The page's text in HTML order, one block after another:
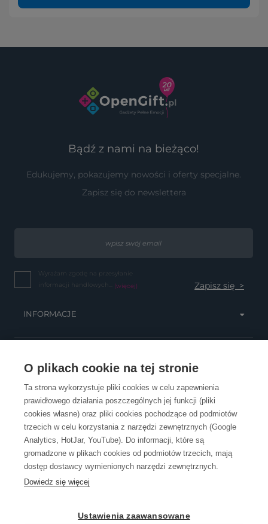
O plikach cookie na tej stronie
Ta strona wykorzystuje pliki cookies w celu zapewnienia
prawidłowego działania poszczególnych jej funkcji (pliki
cookies własne) oraz pliki cookies pochodzące od podmiotów
trzecich w celu korzystania z narzędzi zewnętrznych (Google
Analytics, HotJar, YouTube). Do informacji, które są
gromadzone w plikach cookies od podmiotów trzecich, mają
dostęp dostawcy wymienionych narzędzi zewnętrznych.
Dowiedz się więcej
Ustawienia zaawansowane
Bądź z nami na bieżąco!
Edukujemy, pokazujemy nowości i oferty specjalne.
Zapisz się do newslettera
Wyrażam zgodę na przesyłanie
informacji handlowych... (więcej)
INFORMACJE
OBSŁUGA KLIENTA
KONTAKT
OpenGift jest częścią ReflectGroup.